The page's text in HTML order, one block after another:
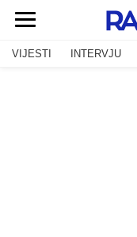
VIJESTI INTERVJU